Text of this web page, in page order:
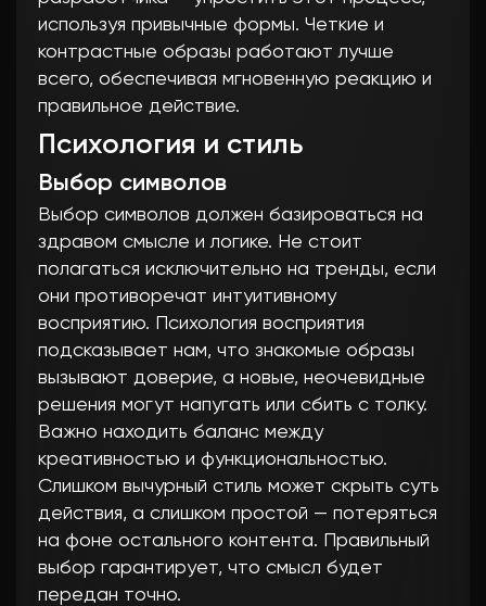
используя привычные формы. Четкие и
контрастные образы работают лучше
всего, обеспечивая мгновенную реакцию и
правильное действие.
Психология и стиль
Выбор символов
Выбор символов должен базироваться на
здравом смысле и логике. Не стоит
полагаться исключительно на тренды, если
они противоречат интуитивному
восприятию. Психология восприятия
подсказывает нам, что знакомые образы
вызывают доверие, а новые, неочевидные
решения могут напугать или сбить с толку.
Важно находить баланс между
креативностью и функциональностью.
Слишком вычурный стиль может скрыть суть
действия, а слишком простой — потеряться
на фоне остального контента. Правильный
выбор гарантирует, что смысл будет
передан точно.